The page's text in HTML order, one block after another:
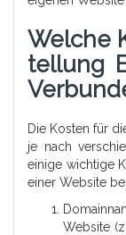
Welche
Tellung
Die Kosten für
je nach
einige wichtige
einer Website
Website